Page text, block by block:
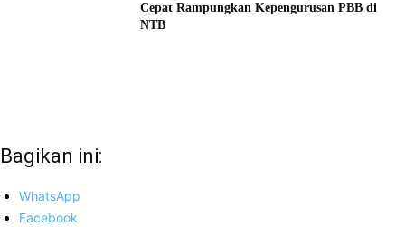
Cepat Rampungkan Kepengurusan PBB di
NTB
Bagikan ini:
WhatsApp
Facebook